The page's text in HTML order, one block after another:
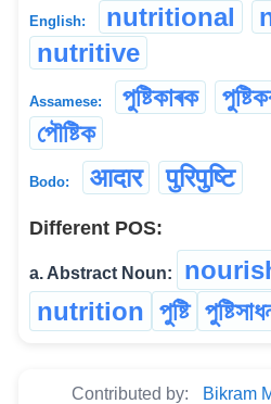
English: nutritional
nutritive
Assamese: পুষ্টিকাৰক
পৌষ্টিক
Bodo: आदार पुरिपुष्टि
Different POS:
a. Abstract Noun:
nutrition পুষ্টি
Contributed by: Bikram